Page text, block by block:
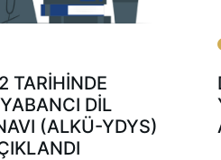
TARİHİNDE
DİL
(ALKÜ-YDYS)